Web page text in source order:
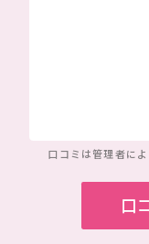
口コミは管理者によ